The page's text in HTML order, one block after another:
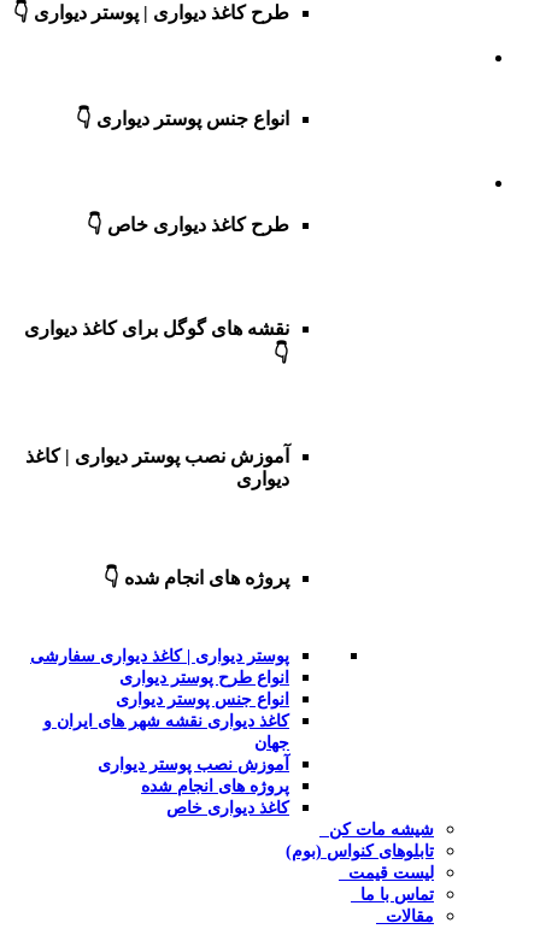
طرح کاغذ دیواری | پوستر دیواری 👇
انواع جنس پوستر دیواری 👇
طرح کاغذ دیواری خاص 👇
نقشه های گوگل برای کاغذ دیواری
👇
آموزش نصب پوستر دیواری | کاغذ
دیواری
پروژه های انجام شده 👇
پوستر دیواری | کاغذ دیواری سفارشی
انواع طرح پوستر دیواری
انواع جنس پوستر دیواری
کاغذ دیواری نقشه شهر های ایران و
جهان
آموزش نصب پوستر دیواری
پروژه های انجام شده
کاغذ دیواری خاص
شیشه مات کن
تابلوهای کنواس (بوم)
لیست قیمت
تماس با ما
مقالات